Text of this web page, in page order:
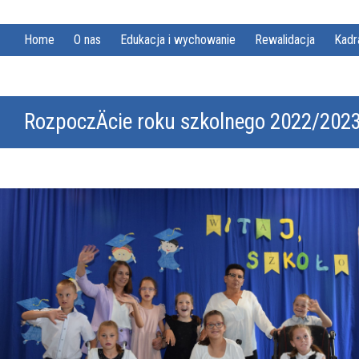
Home O nas Edukacja i wychowanie Rewalidacja
RozpoczÄcie roku szkolnego 2022/